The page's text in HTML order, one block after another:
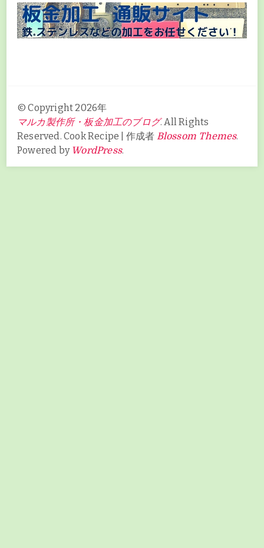
© Copyright 2026年
マルカ製作所・板金加工のブログ. All Rights
Reserved. Cook Recipe | 作成者 Blossom Themes.
Powered by WordPress.